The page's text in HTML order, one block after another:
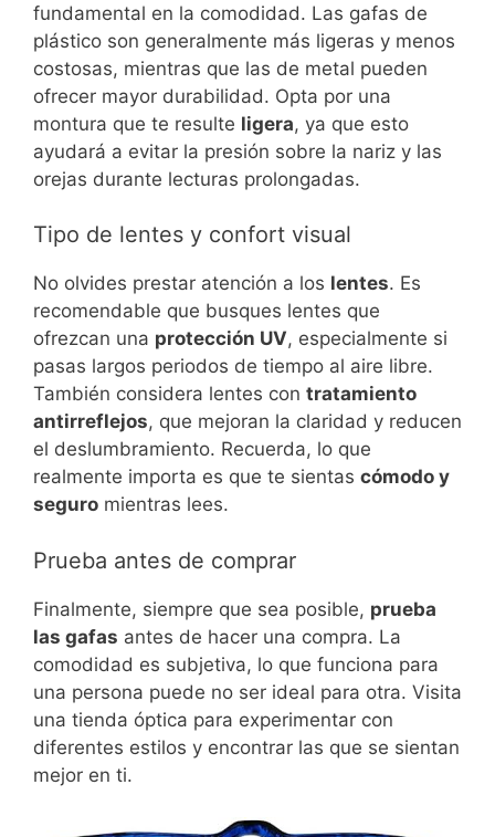
fundamental en la comodidad. Las gafas de
plástico son generalmente más ligeras y menos
costosas, mientras que las de metal pueden
ofrecer mayor durabilidad. Opta por una
montura que te resulte ligera, ya que esto
ayudará a evitar la presión sobre la nariz y las
orejas durante lecturas prolongadas.
Tipo de lentes y confort visual
No olvides prestar atención a los lentes. Es
recomendable que busques lentes que
ofrezcan una protección UV, especialmente si
pasas largos periodos de tiempo al aire libre.
También considera lentes con tratamiento
antirreflejos, que mejoran la claridad y reducen
el deslumbramiento. Recuerda, lo que
realmente importa es que te sientas cómodo y
seguro mientras lees.
Prueba antes de comprar
Finalmente, siempre que sea posible, prueba
las gafas antes de hacer una compra. La
comodidad es subjetiva, lo que funciona para
una persona puede no ser ideal para otra. Visita
una tienda óptica para experimentar con
diferentes estilos y encontrar las que se sientan
mejor en ti.